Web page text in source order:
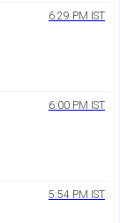
6:29 PM IST
6:00 PM IST
5:54 PM IST